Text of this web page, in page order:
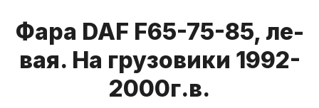
Фа­ра DAF F65-75-85, ле­
вая. На гру­зо­ви­ки 1992-
2000г.в.